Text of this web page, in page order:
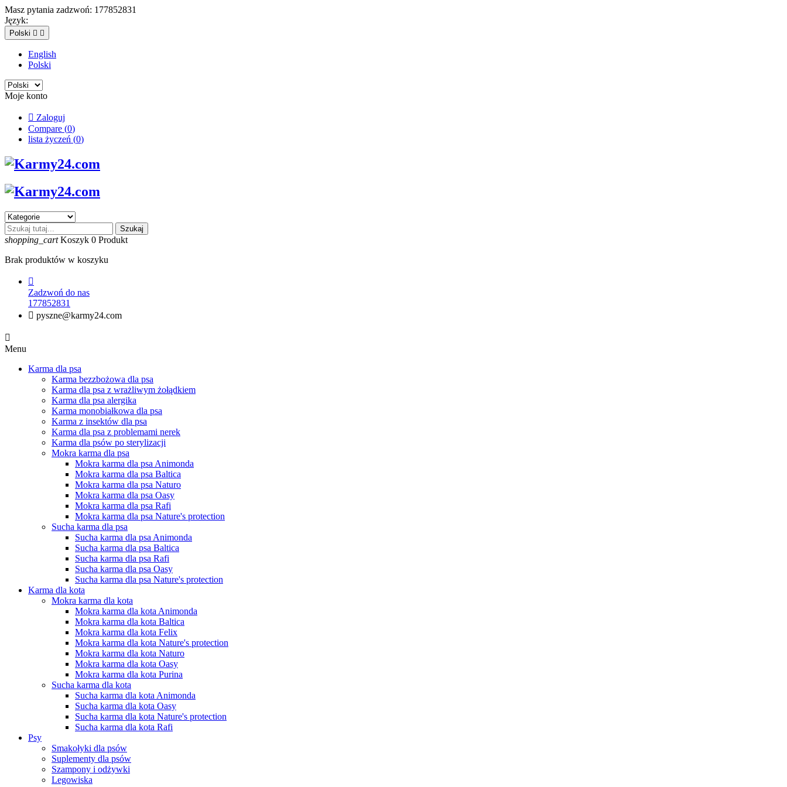
Masz pytania zadzwoń: 177852831
Język:
Polski  
English
Polski
Moje konto
 Zaloguj
Compare (0)
lista życzeń (0)
Szukaj
shopping_cart Koszyk 0 Produkt
Brak produktów w koszyku

Zadzwoń do nas
177852831
 pyszne@karmy24.com

Menu
Karma dla psa
Karma bezzbożowa dla psa
Karma dla psa z wrażliwym żołądkiem
Karma dla psa alergika
Karma monobiałkowa dla psa
Karma z insektów dla psa
Karma dla psa z problemami nerek
Karma dla psów po sterylizacji
Mokra karma dla psa
Mokra karma dla psa Animonda
Mokra karma dla psa Baltica
Mokra karma dla psa Naturo
Mokra karma dla psa Oasy
Mokra karma dla psa Rafi
Mokra karma dla psa Nature's protection
Sucha karma dla psa
Sucha karma dla psa Animonda
Sucha karma dla psa Baltica
Sucha karma dla psa Rafi
Sucha karma dla psa Oasy
Sucha karma dla psa Nature's protection
Karma dla kota
Mokra karma dla kota
Mokra karma dla kota Animonda
Mokra karma dla kota Baltica
Mokra karma dla kota Felix
Mokra karma dla kota Nature's protection
Mokra karma dla kota Naturo
Mokra karma dla kota Oasy
Mokra karma dla kota Purina
Sucha karma dla kota
Sucha karma dla kota Animonda
Sucha karma dla kota Oasy
Sucha karma dla kota Nature's protection
Sucha karma dla kota Rafi
Psy
Smakołyki dla psów
Suplementy dla psów
Szampony i odżywki
Legowiska